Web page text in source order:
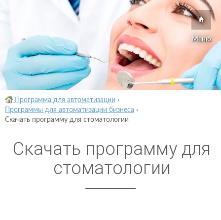
Меню
Программа для автоматизации ›
Программы для автоматизации бизнеса ›
Скачать программу для стоматологии
Скачать программу для
стоматологии